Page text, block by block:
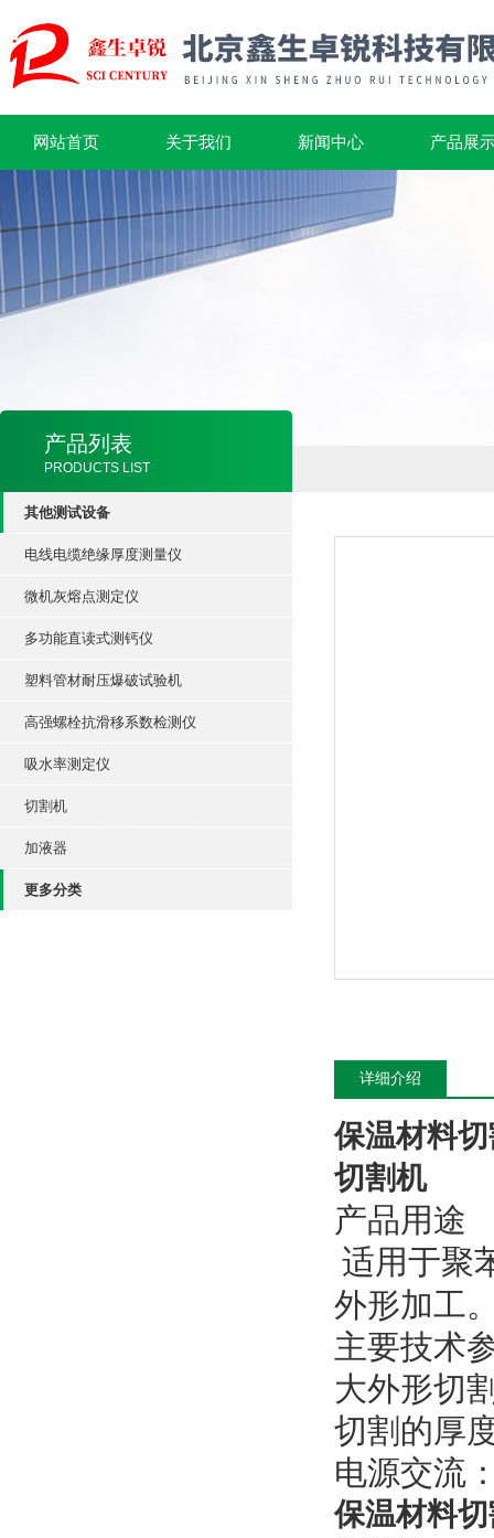
网站首页 关于我们 新闻中心 产品展
产品列表
PRODUCTS LIST
其他测试设备
电线电缆绝缘厚度测量仪
微机灰熔点测定仪
多功能直读式测钙仪
塑料管材耐压爆破试验机
高强螺栓抗滑移系数检测仪
吸水率测定仪
切割机
加液器
更多分类
详细介绍
保温材料
切割机
产品用途
适用于聚
外形加工
主要技术
大外形切
切割的厚
电源交流
保温材料